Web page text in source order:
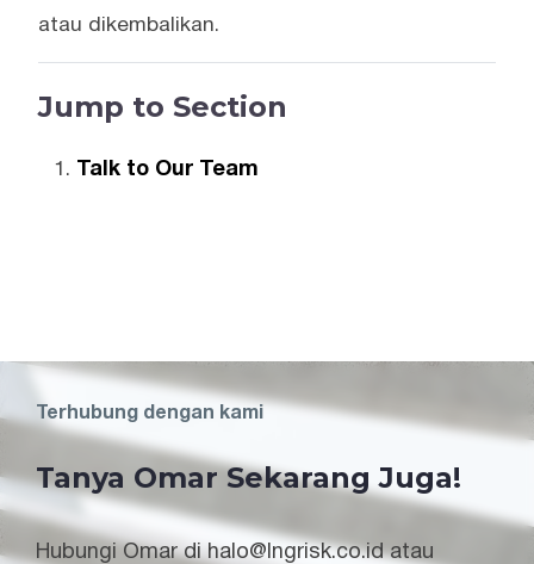
atau dikembalikan.
Jump to Section
Talk to Our Team
Terhubung dengan kami
Tanya Omar Sekarang Juga!
Hubungi Omar di halo@lngrisk.co.id atau